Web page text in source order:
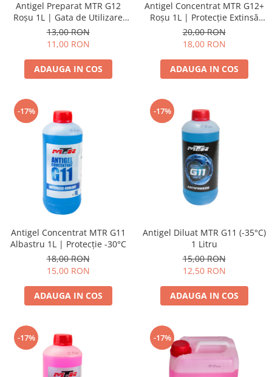
Schimbatoare Viteze
Accesorii Auto
Accesorii Auto Exterior
Husa Auto / Prelata Auto
Paravanturi Auto / Deflectoare Aer
Accesorii Interior Auto
Inchidere Centralizata
Huse Auto
Huse Scaune Auto
Husa Volan
Tavite Portbagaj Dedicate
Covorase Auto/ Presuri Auto
Accesorii Siguranta Auto
Carcasa Cheie
Accesorii Electronice Auto
Incarcatoare Auto
Husa Anvelope
Truse Chei
Organizatoare Auto
Antigel Preparat MTR G12
Roșu 1L | Gata de Utilizare
-35°C |
13,00 RON
11,00 RON
ADAUGA IN COS
Antigel Concentrat MTR G12+
Roșu 1L | Protecție Extinsă
-72°C
20,00 RON
18,00 RON
ADAUGA IN COS
-17%
Antigel Concentrat MTR G11
Albastru 1L | Protecție -30°C
18,00 RON
15,00 RON
ADAUGA IN COS
-17%
Antigel Diluat MTR G11 (-35°C)
1 Litru
15,00 RON
12,50 RON
ADAUGA IN COS
-17% -17%